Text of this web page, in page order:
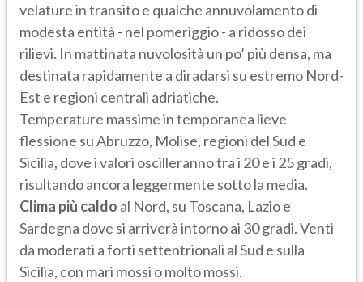
velature in transito e qualche annuvolamento di
modesta entità - nel pomeriggio - a ridosso dei
rilievi. In mattinata nuvolosità un po’ più densa, ma
destinata rapidamente a diradarsi su estremo Nord-
Est e regioni centrali adriatiche.
Temperature massime in temporanea lieve
flessione su Abruzzo, Molise, regioni del Sud e
Sicilia, dove i valori oscilleranno tra i 20 e i 25 gradi,
risultando ancora leggermente sotto la media.
Clima più caldo al Nord, su Toscana, Lazio e
Sardegna dove si arriverà intorno ai 30 gradi. Venti
da moderati a forti settentrionali al Sud e sulla
Sicilia, con mari mossi o molto mossi.